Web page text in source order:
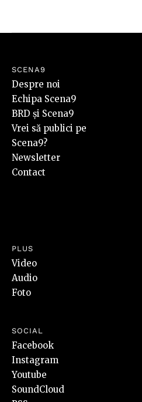
SCENA9
Despre noi
Echipa Scena9
BRD și Scena9
Vrei să publici pe
Scena9?
Newsletter
Contact
PLUS
Video
Audio
Foto
SOCIAL
Facebook
Instagram
Youtube
SoundCloud